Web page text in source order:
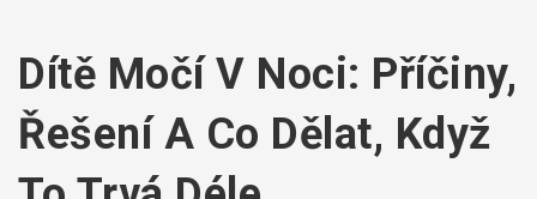
Dítě Močí V Noci: Příčiny,
Řešení A Co Dělat, Když